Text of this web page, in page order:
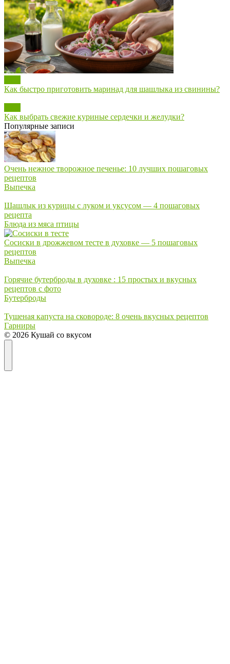
Как быстро приготовить маринад для шашлыка из свинины?
Как выбрать свежие куриные сердечки и желудки?
Популярные записи
Очень нежное творожное печенье: 10 лучших пошаговых
рецептов
Выпечка
Шашлык из курицы с луком и уксусом — 4 пошаговых
рецепта
Блюда из мяса птицы
Сосиски в дрожжевом тесте в духовке — 5 пошаговых
рецептов
Выпечка
Горячие бутерброды в духовке : 15 простых и вкусных
рецептов с фото
Бутерброды
Тушеная капуста на сковороде: 8 очень вкусных рецептов
Гарниры
© 2026 Кушай со вкусом